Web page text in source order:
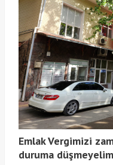
Emlak Vergimizi
duruma